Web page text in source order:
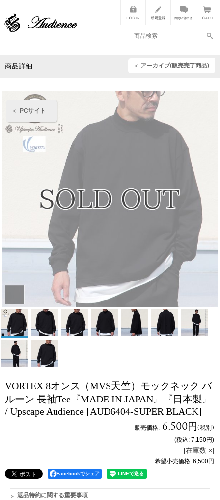
PCサイト
商品詳細 アーカイブ(販売完了商品)
VORTEX 8オンス（MVS天竺）モックネック バ
ルーン 長袖Tee『MADE IN JAPAN』『日本製』
/ Upscape Audience [AUD6404-SUPER BLACK]
販売価格: 6,500円(税別)
(税込: 7,150円)
[在庫数 ×]
希望小売価格: 6,500円
Facebookでシェア
返品特約に関する重要事項